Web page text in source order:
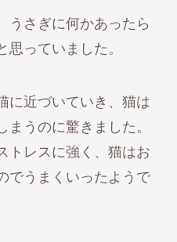
うさぎに何かあったら
思っていました。
に近づいていき、猫は
まうのに驚きました。
トレスに強く、猫はお
でうまくいったようで